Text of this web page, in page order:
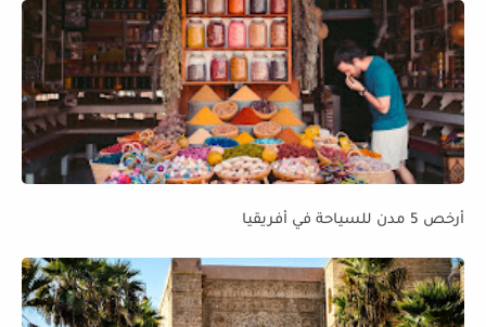
أرخص 5 مدن للسياحة في أفريقيا